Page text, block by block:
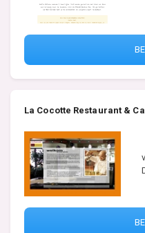
La Cocotte Restaurant &